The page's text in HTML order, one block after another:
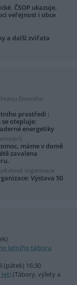
ČSOP ukazuje,
veřejnost i obce
a další zvířata
životního
prostředí :
se otepluje:
energetiky
máme v domě
zavalena
organizace
Výstava 50
letního tábora
(pátek) 16:30
let)(Tábory, výlety a